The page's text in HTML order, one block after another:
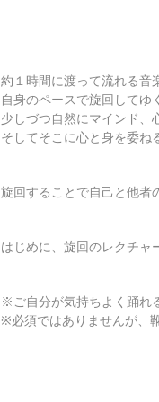
約１時間に渡って流れる音
自身のペースで旋回してゆ
少しづつ自然にマインド、
そしてそこに心と身を委ね
旋回することで自己と他者
はじめに、旋回のレクチャ
※ご自分が気持ちよく踊れ
※必須ではありませんが、